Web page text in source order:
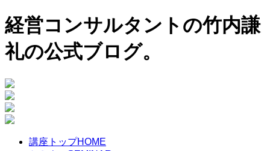
経営コンサルタントの竹内謙
礼の公式ブログ。
講座トップHOME